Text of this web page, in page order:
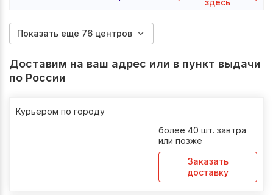
Показать ещё 76 центров
Доставим на ваш адрес или в пункт выдачи
по России
Курьером по городу
более 40 шт. завтра
или позже
Заказать
доставку